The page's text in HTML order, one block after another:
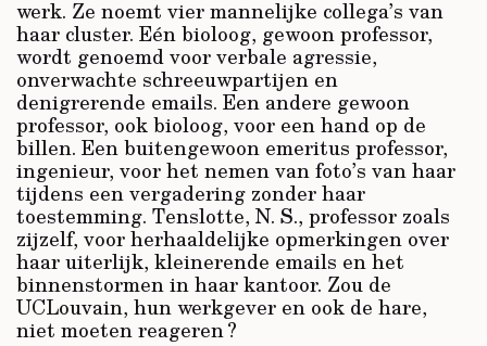
werk. Ze noemt vier mannelijke collega’s van
haar cluster. Eén bioloog, gewoon professor,
wordt genoemd voor verbale agressie,
onverwachte schreeuwpartijen en
denigrerende emails. Een andere gewoon
professor, ook bioloog, voor een hand op de
billen. Een buitengewoon emeritus professor,
ingenieur, voor het nemen van foto’s van haar
tijdens een vergadering zonder haar
toestemming. Tenslotte, N. S., professor zoals
zijzelf, voor herhaaldelijke opmerkingen over
haar uiterlijk, kleinerende emails en het
binnenstormen in haar kantoor. Zou de
UCLouvain, hun werkgever en ook de hare,
niet moeten reageren ?